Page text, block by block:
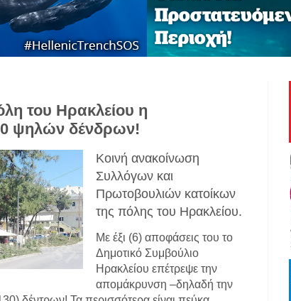
του Ηρακλείου η
ψηλών δένδρων!
Κοινή ανακοίνωση
Συλλόγων και
Πρωτοβουλιών κατοίκων
της πόλης του Ηρακλείου.
Με έξι (6) αποφάσεις του το
Δημοτικό Συμβούλιο
Ηρακλείου επέτρεψε την
απομάκρυνση –δηλαδή την